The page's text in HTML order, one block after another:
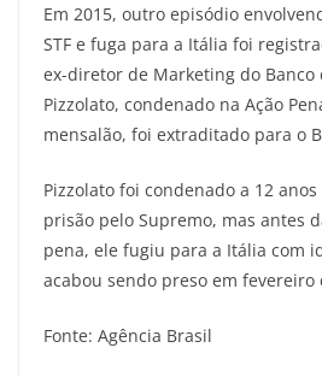
Em 2015, outro episódio
STF e fuga para a Itália foi
ex-diretor de Marketing do Banco
Pizzolato, condenado na Ação
mensalão, foi extraditado para o
Pizzolato foi condenado a 12
prisão pelo Supremo, mas antes
pena, ele fugiu para a Itália com
acabou sendo preso em fevereiro
Fonte: Agência Brasil